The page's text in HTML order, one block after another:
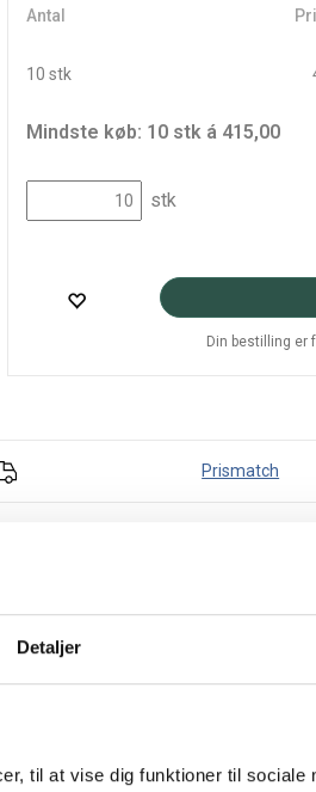
Detaljer
til at vise dig funktioner til sociale
Antal
10 stk
Mindste køb: 10 stk á 415,00
stk
Din bestilling er
Prismatch
kvalitet og omtanke for miljøet. Rød
både kunder, medarbejdere og
en smuk julegave, men også et
medarbejderne og påskønnelse for
om værdi og respekt for det
glæde, loyalitet og positiv omtale